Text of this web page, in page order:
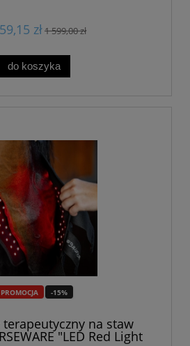
zł1 599,00 zł
do koszyka
PROMOCJA -15%
terapeutyczny na staw
"LED Red Light